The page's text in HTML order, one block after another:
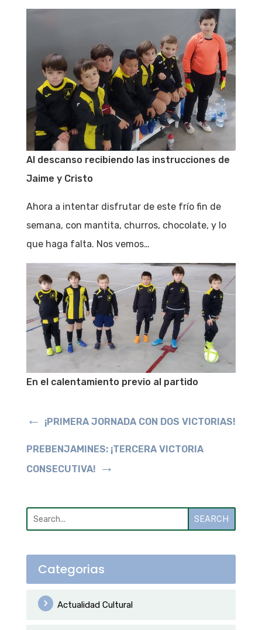
Al descanso recibiendo las instrucciones de
Jaime y Cristo
Ahora a intentar disfrutar de este frío fin de
semana, con mantita, churros, chocolate, y lo
que haga falta. Nos vemos…
En el calentamiento previo al partido
← ¡PRIMERA JORNADA CON DOS VICTORIAS!
PREBENJAMINES: ¡TERCERA VICTORIA
CONSECUTIVA!
→
SEARCH
Categorias
Actualidad Cultural